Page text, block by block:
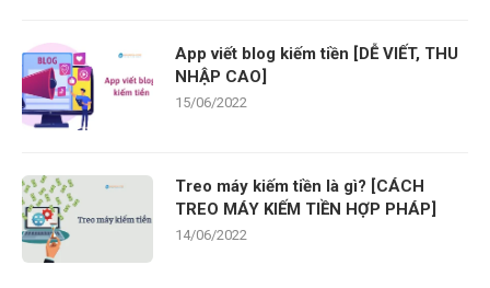
App viết blog kiếm tiền [DỄ VIẾT, THU
NHẬP CAO]
15/06/2022
Treo máy kiếm tiền là gì? [CÁCH
TREO MÁY KIẾM TIỀN HỢP PHÁP]
14/06/2022